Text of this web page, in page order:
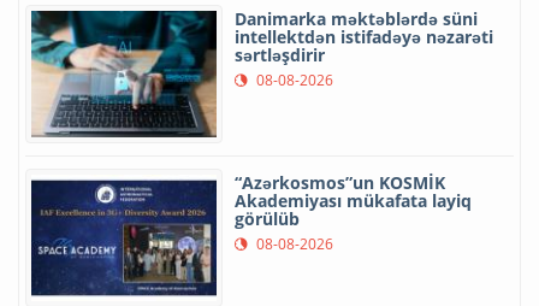
Danimarka məktəblərdə süni
intellektdən istifadəyə nəzarəti
sərtləşdirir
08-08-2026
“Azərkosmos”un KOSMİK
Akademiyası mükafata layiq
görülüb
08-08-2026